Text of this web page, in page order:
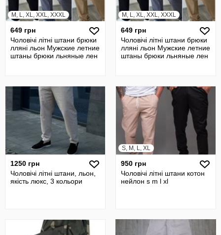
M, L, XL, XXL, XXXL
649 грн
Чоловічі літні штани брюки
лляні льон Мужские летние
штаны брюки льняные лен
M, L, XL, XXL, XXXL
649 грн
Чоловічі літні штани брюки
лляні льон Мужские летние
штаны брюки льняные лен
1250 грн
Чоловічі літні штани, льон,
якість люкс, 3 кольори
S, M, L, XL
950 грн
Чоловічі літні штани котон
нейлон s m l xl